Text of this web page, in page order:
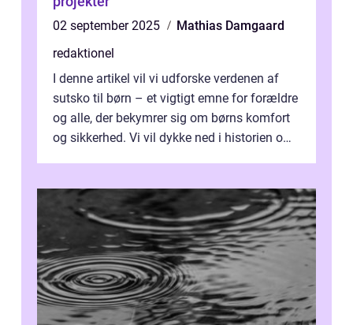
02 september 2025
Mathias Damgaard
redaktionel
I denne artikel vil vi udforske verdenen af
sutsko til børn – et vigtigt emne for forældre
og alle, der bekymrer sig om børns komfort
og sikkerhed. Vi vil dykke ned i historien om,